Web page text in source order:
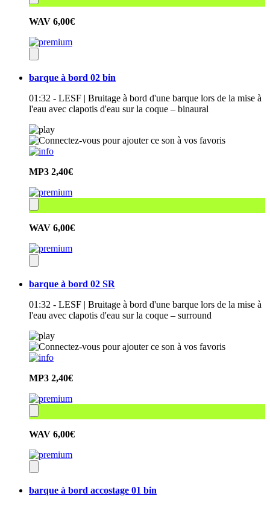
WAV 6,00€
barque à bord 02 bin
01:32 - LESF | Bruitage à bord d'une barque lors de la mise à
l'eau avec clapotis d'eau sur la coque – binaural
MP3 2,40€
WAV 6,00€
barque à bord 02 SR
01:32 - LESF | Bruitage à bord d'une barque lors de la mise à
l'eau avec clapotis d'eau sur la coque – surround
MP3 2,40€
WAV 6,00€
barque à bord accostage 01 bin